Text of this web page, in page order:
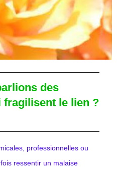
des
fragilisent le lien ?
professionnelles ou
ressentir un malaise